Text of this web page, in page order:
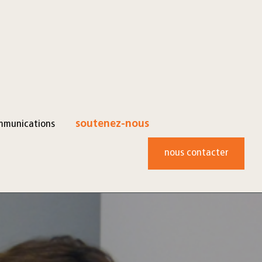
soutenez-nous
nous contacter